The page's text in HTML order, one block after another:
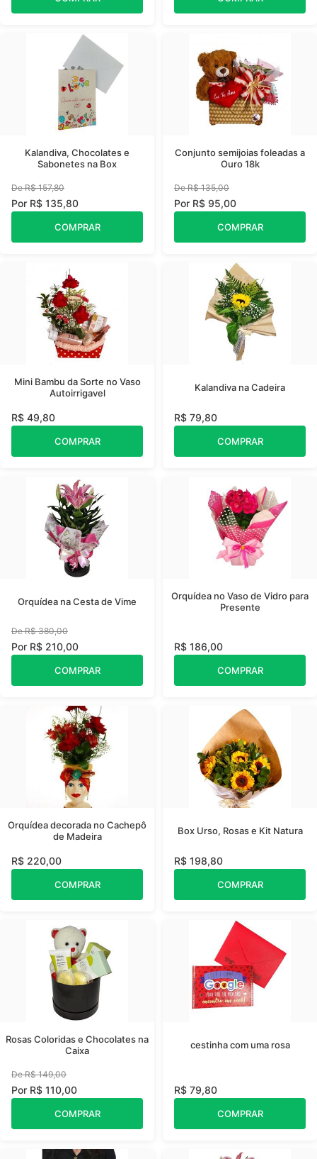
Kalandiva, Chocolates e
Sabonetes na Box
De R$ 157,80
Por R$ 135,80
COMPRAR
Conjunto semijoias foleadas a
Ouro 18k
De R$ 135,00
Por R$ 95,00
COMPRAR
Mini Bambu da Sorte no Vaso
Autoirrigavel
R$ 49,80
COMPRAR
Kalandiva na Cadeira
R$ 79,80
COMPRAR
Orquídea na Cesta de Vime
De R$ 380,00
Por R$ 210,00
COMPRAR
Orquídea no Vaso de Vidro para
Presente
R$ 186,00
COMPRAR
Orquídea decorada no Cachepô
de Madeira
R$ 220,00
COMPRAR
Box Urso, Rosas e Kit Natura
R$ 198,80
COMPRAR
Rosas Coloridas e Chocolates na
Caixa
De R$ 149,00
Por R$ 110,00
COMPRAR
cestinha com uma rosa
R$ 79,80
COMPRAR